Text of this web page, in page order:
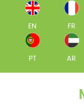
EN FR
PT AR